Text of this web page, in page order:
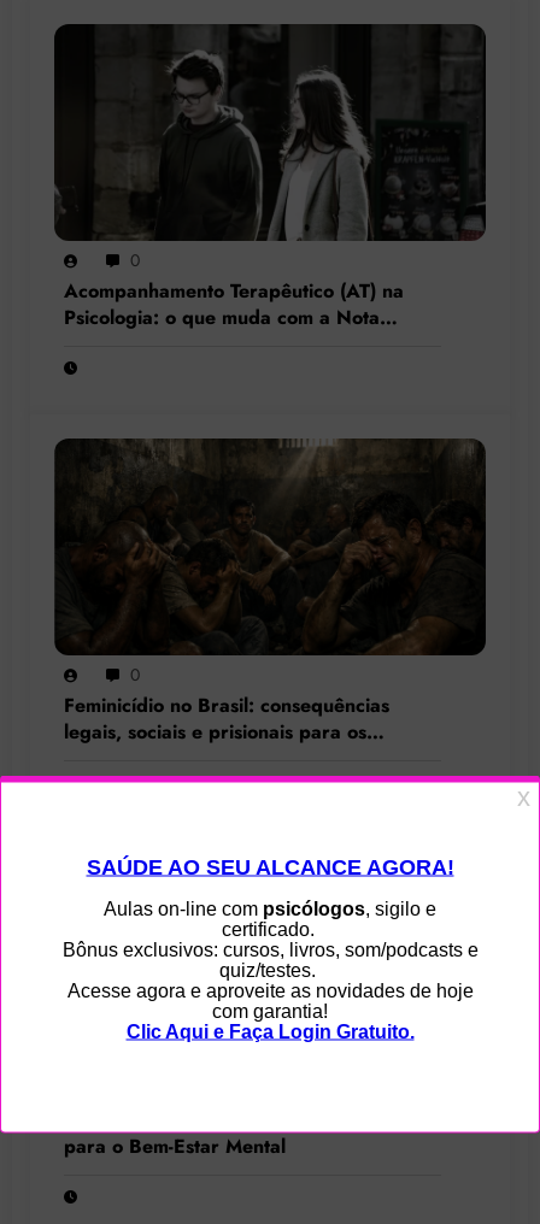
0
Acompanhamento Terapêutico (AT) na
Psicologia: o que muda com a Nota
0
Feminicídio no Brasil: consequências
legais, sociais e prisionais para os
para o Bem-Estar Mental